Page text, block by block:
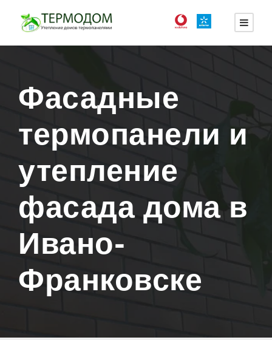
Фасадные
термопанели и
утепление
фасада дома в
Ивано-
Франковске